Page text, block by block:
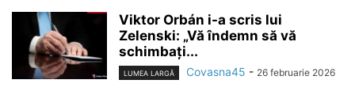
Viktor Orbán i-a scris lui
Zelenski: „Vă îndemn să vă
schimbați...
LUMEA LARGĂ Covasna45 - 26 februarie 2026